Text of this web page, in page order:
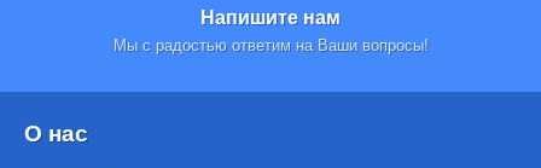
Напишите нам
Мы с радостью ответим на Ваши вопросы!
О нас